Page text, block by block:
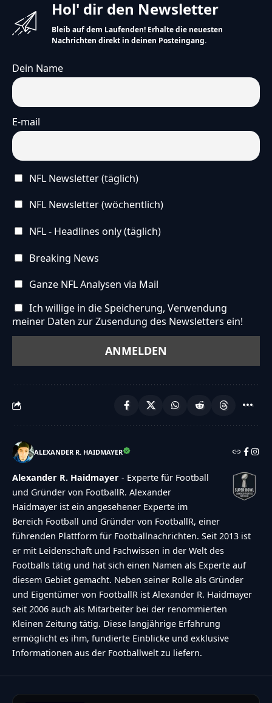
Hol' dir den Newsletter
Bleib auf dem Laufenden! Erhalte die neuesten
Nachrichten direkt in deinen Posteingang.
Dein Name
E-mail
NFL Newsletter (täglich)
NFL Newsletter (wöchentlich)
NFL - Headlines only (täglich)
Breaking News
Ganze NFL Analysen via Mail
Ich willige in die Speicherung, Verwendung
meiner Daten zur Zusendung des Newsletters ein!
ALEXANDER R. HAIDMAYER
Alexander R. Haidmayer - Experte für Football
und Gründer von FootballR. Alexander
Haidmayer ist ein angesehener Experte im
Bereich Football und Gründer von FootballR, einer
führenden Plattform für Footballnachrichten. Seit 2013 ist
er mit Leidenschaft und Fachwissen in der Welt des
Footballs tätig und hat sich einen Namen als Experte auf
diesem Gebiet gemacht. Neben seiner Rolle als Gründer
und Eigentümer von FootballR ist Alexander R. Haidmayer
seit 2006 auch als Mitarbeiter bei der renommierten
Kleinen Zeitung tätig. Diese langjährige Erfahrung
ermöglicht es ihm, fundierte Einblicke und exklusive
Informationen aus der Footballwelt zu liefern.